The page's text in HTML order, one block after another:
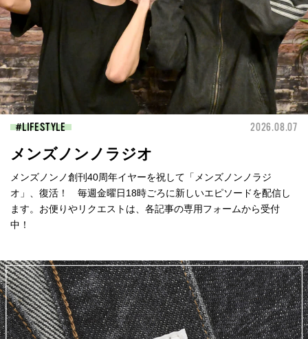
LIFESTYLE 2026.08.07
メンズノンノラジオ
メンズノンノ創刊40周年イヤーを祝して「メンズノンノラジ
オ」、復活！ 毎週金曜日18時ごろに新しいエピソードを配信し
ます。お便りやリクエストは、各記事の専用フォームから受付
中！